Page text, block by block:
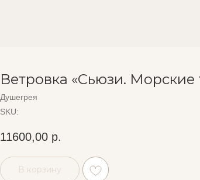
Ветровка «Сьюзи. Морские
Душегрея
SKU:
11600,00 р.
В корзину